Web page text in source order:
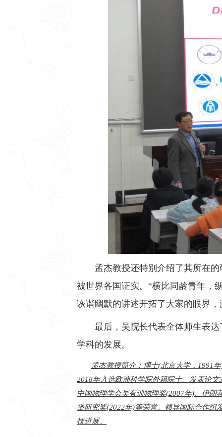
孟杰教授还特别介绍了其所在
被世界各国证实。“横比同龄青年，
诙谐幽默的讲述开拓了大家的眼界
最后，吴院长代表全体师生表
学科的发展。
孟杰教授简介：博士(北京大学，1991
2018年入选欧洲科学院外籍院士。发表论
中国物理学会吴有训物理奖(2007年)、伊朗
堡研究奖(2022年)等荣誉。领导国际合作
技进展。